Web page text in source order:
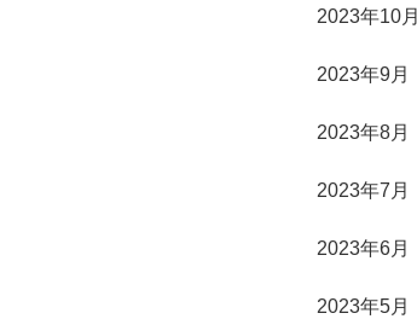
2023年10月
2023年9月
2023年8月
2023年7月
2023年6月
2023年5月